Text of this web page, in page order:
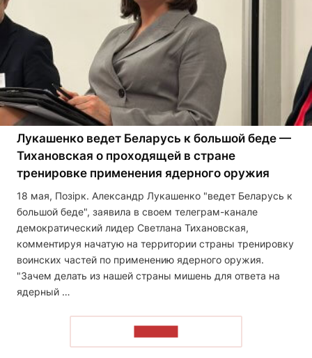
Лукашенко ведет Беларусь к большой беде —
Тихановская о проходящей в стране
тренировке применения ядерного оружия
18 мая, Позірк. Александр Лукашенко "ведет Беларусь к
большой беде", заявила в своем телеграм-канале
демократический лидер Светлана Тихановская,
комментируя начатую на территории страны тренировку
воинских частей по применению ядерного оружия.
"Зачем делать из нашей страны мишень для ответа на
ядерный …